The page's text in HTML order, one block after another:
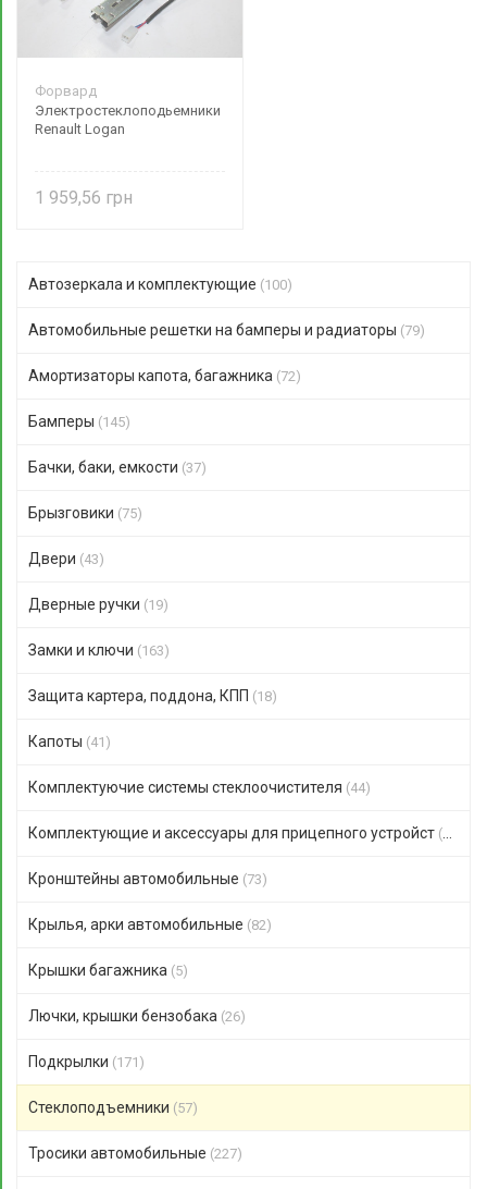
Форвард
Электростеклоподьемники
Renault Logan
1 959,56
Автозеркала и комплектующие (100)
Автомобильные решетки на бамперы и радиаторы (79)
Амортизаторы капота, багажника (72)
Бамперы (145)
Бачки, баки, емкости (37)
Брызговики (75)
Двери (43)
Дверные ручки (19)
Замки и ключи (163)
Защита картера, поддона, КПП (18)
Капоты (41)
Комплектуючие системы стеклоочистителя (44)
Комплектующие и аксессуары для прицепного устройст (47)
Кронштейны автомобильные (73)
Крылья, арки автомобильные (82)
Крышки багажника (5)
Лючки, крышки бензобака (26)
Подкрылки (171)
Стеклоподъемники (57)
Тросики автомобильные (227)